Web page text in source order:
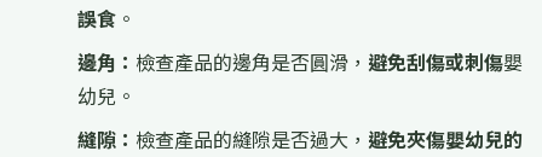
誤食 。
邊角： 檢查產品的邊角是否圓滑， 避免刮傷或刺傷嬰
幼兒。
縫隙： 檢查產品的縫隙是否過大， 避免夾傷嬰幼兒的